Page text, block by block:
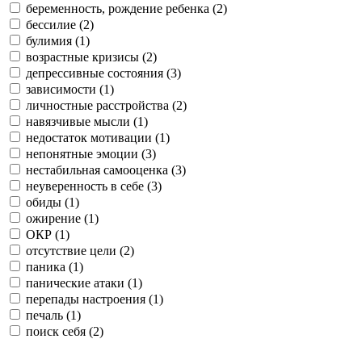
беременность, рождение ребенка (2)
бессилие (2)
булимия (1)
возрастные кризисы (2)
депрессивные состояния (3)
зависимости (1)
личностные расстройства (2)
навязчивые мысли (1)
недостаток мотивации (1)
непонятные эмоции (3)
нестабильная самооценка (3)
неуверенность в себе (3)
обиды (1)
ожирение (1)
ОКР (1)
отсутствие цели (2)
паника (1)
панические атаки (1)
перепады настроения (1)
печаль (1)
поиск себя (2)